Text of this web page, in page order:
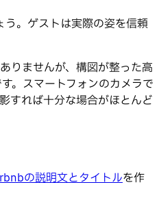
。ゲストは実際の姿を信頼
りませんが、構図が整った高
。スマートフォンのカメラで
すれば十分な場合がほとんど
の説明文とタイトルを作